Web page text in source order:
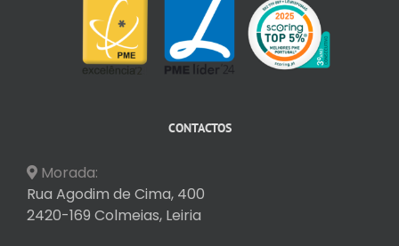
CONTACTOS
Morada:
Rua Agodim de Cima, 400
2420-169 Colmeias, Leiria